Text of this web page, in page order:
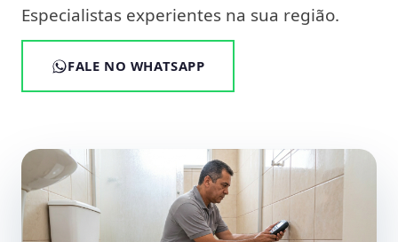
Especialistas experientes na sua região.
FALE NO WHATSAPP